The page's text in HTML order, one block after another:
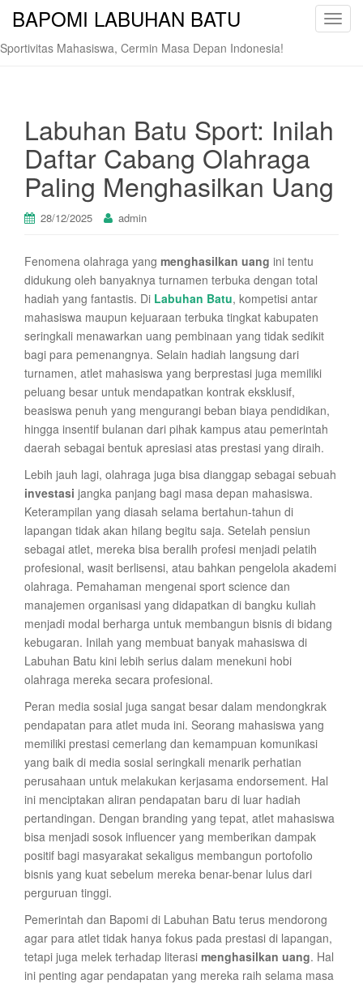
T
BAPOMI LABUHAN BATU
Sportivitas Mahasiswa, Cermin Masa Depan Indonesia!
Labuhan Batu Sport: Inilah
Daftar Cabang Olahraga
Paling Menghasilkan Uang
28/12/2025 admin
Fenomena olahraga yang menghasilkan uang ini tentu
didukung oleh banyaknya turnamen terbuka dengan total
hadiah yang fantastis. Di Labuhan Batu, kompetisi antar
mahasiswa maupun kejuaraan terbuka tingkat kabupaten
seringkali menawarkan uang pembinaan yang tidak sedikit
bagi para pemenangnya. Selain hadiah langsung dari
turnamen, atlet mahasiswa yang berprestasi juga memiliki
peluang besar untuk mendapatkan kontrak eksklusif,
beasiswa penuh yang mengurangi beban biaya pendidikan,
hingga insentif bulanan dari pihak kampus atau pemerintah
daerah sebagai bentuk apresiasi atas prestasi yang diraih.
Lebih jauh lagi, olahraga juga bisa dianggap sebagai sebuah
investasi jangka panjang bagi masa depan mahasiswa.
Keterampilan yang diasah selama bertahun-tahun di
lapangan tidak akan hilang begitu saja. Setelah pensiun
sebagai atlet, mereka bisa beralih profesi menjadi pelatih
profesional, wasit berlisensi, atau bahkan pengelola akademi
olahraga. Pemahaman mengenai sport science dan
manajemen organisasi yang didapatkan di bangku kuliah
menjadi modal berharga untuk membangun bisnis di bidang
kebugaran. Inilah yang membuat banyak mahasiswa di
Labuhan Batu kini lebih serius dalam menekuni hobi
olahraga mereka secara profesional.
Peran media sosial juga sangat besar dalam mendongkrak
pendapatan para atlet muda ini. Seorang mahasiswa yang
memiliki prestasi cemerlang dan kemampuan komunikasi
yang baik di media sosial seringkali menarik perhatian
perusahaan untuk melakukan kerjasama endorsement. Hal
ini menciptakan aliran pendapatan baru di luar hadiah
pertandingan. Dengan branding yang tepat, atlet mahasiswa
bisa menjadi sosok influencer yang memberikan dampak
positif bagi masyarakat sekaligus membangun portofolio
bisnis yang kuat sebelum mereka benar-benar lulus dari
perguruan tinggi.
Pemerintah dan Bapomi di Labuhan Batu terus mendorong
agar para atlet tidak hanya fokus pada prestasi di lapangan,
tetapi juga melek terhadap literasi menghasilkan uang. Hal
ini penting agar pendapatan yang mereka raih selama masa